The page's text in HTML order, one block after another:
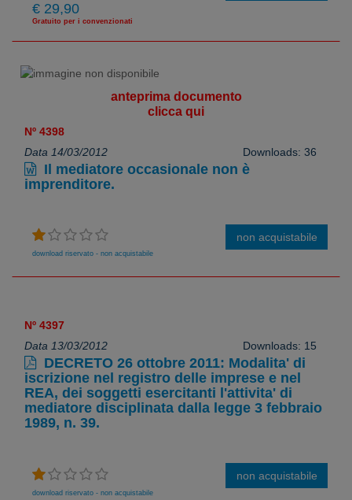
€ 29,90
Gratuito per i convenzionati
anteprima documento
clicca qui
Nº 4398
Data 14/03/2012
Downloads: 36
Il mediatore occasionale non è
imprenditore.
download riservato - non acquistabile
non acquistabile
Nº 4397
Data 13/03/2012
Downloads: 15
DECRETO 26 ottobre 2011: Modalita' di
iscrizione nel registro delle imprese e nel
REA, dei soggetti esercitanti l'attivita' di
mediatore disciplinata dalla legge 3 febbraio
1989, n. 39.
download riservato - non acquistabile
non acquistabile